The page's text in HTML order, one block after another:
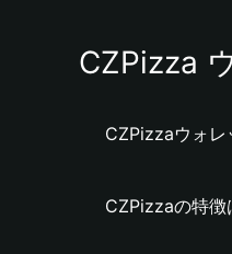
CZPizza
CZPizzaウォレ
CZPizzaの特徴